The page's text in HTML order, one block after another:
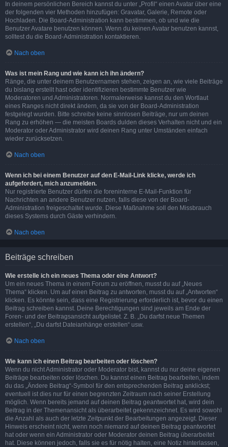
In deinem persönlichen Bereich kannst du unter „Profil“ einen Avatar über eine
der folgenden vier Methoden hinzufügen: Gravatar, Galerie, Remote oder
Hochladen. Die Board-Administration kann bestimmen, ob und wie die
Benutzer Avatare benutzen können. Wenn du keinen Avatar benutzen kannst,
solltest du die Board-Administration kontaktieren.
Nach oben
Was ist mein Rang und wie kann ich ihn ändern?
Ränge, die unter deinem Benutzernamen stehen, zeigen an, wie viele Beiträge
du bislang erstellt hast oder identifizieren bestimmte Benutzer wie
Moderatoren und Administratoren. Normalerweise kannst du den Wortlaut
eines Ranges nicht direkt ändern, da sie von der Board-Administration
festgelegt wurden. Bitte schreibe keine sinnlosen Beiträge, nur um deinen
Rang zu erhöhen — die meisten Boards dulden dieses Verhalten nicht und ein
Moderator oder Administrator wird deinen Rang unter Umständen einfach
wieder zurücksetzen.
Nach oben
Wenn ich bei einem Benutzer auf den E-Mail-Link klicke, werde ich
aufgefordert, mich anzumelden.
Nur registrierte Benutzer dürfen die foreninterne E-Mail-Funktion für
Nachrichten an andere Benutzer nutzen, falls diese von der Board-
Administration freigeschaltet wurde. Diese Maßnahme soll den Missbrauch
dieses Systems durch Gäste verhindern.
Nach oben
Beiträge schreiben
Wie erstelle ich ein neues Thema oder eine Antwort?
Um ein neues Thema in einem Forum zu eröffnen, musst du auf „Neues
Thema“ klicken. Um auf einen Beitrag zu antworten, musst du auf „Antworten“
klicken. Es könnte sein, dass eine Registrierung erforderlich ist, bevor du einen
Beitrag schreiben kannst. Deine Berechtigungen sind jeweils am Ende der
Foren- und der Beitragsansicht aufgelistet. Z. B. „Du darfst neue Themen
erstellen“, „Du darfst Dateianhänge erstellen“ usw.
Nach oben
Wie kann ich einen Beitrag bearbeiten oder löschen?
Wenn du nicht Administrator oder Moderator bist, kannst du nur deine eigenen
Beiträge bearbeiten oder löschen. Du kannst einen Beitrag bearbeiten, indem
du das „Ändere Beitrag“-Symbol für den entsprechenden Beitrag anklickst;
eventuell ist dies nur für einen begrenzten Zeitraum nach seiner Erstellung
möglich. Wenn bereits jemand auf deinen Beitrag geantwortet hat, wird dein
Beitrag in der Themenansicht als überarbeitet gekennzeichnet. Es wird sowohl
die Anzahl als auch der letzte Zeitpunkt der Bearbeitungen angezeigt. Dieser
Hinweis erscheint nicht, wenn noch niemand auf deinen Beitrag geantwortet
hat oder wenn ein Administrator oder Moderator deinen Beitrag überarbeitet
hat. Diese können jedoch, falls sie es für nötig halten, eine Notiz hinterlassen,